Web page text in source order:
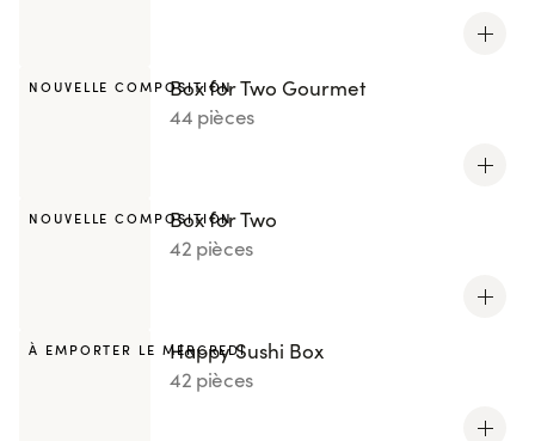
NOUVELLE COMPOSITIONBox for Two Gourmet
44 pièces
NOUVELLE COMPOSITION
Box for Two
42 pièces
À EMPORTER LE MERCREDIHappy Sushi Box
42 pièces